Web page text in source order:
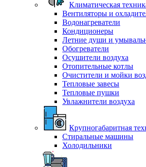
Климатическая
Вентиляторы и
Водонагреватели
Кондиционеры
Летние души и
Обогреватели
Осушители воздуха
Отопительные котлы
Очистители и мойки
Тепловые завесы
Тепловые пушки
Увлажнители воздуха
Крупногабаритная
Стиральные машины
Холодильники